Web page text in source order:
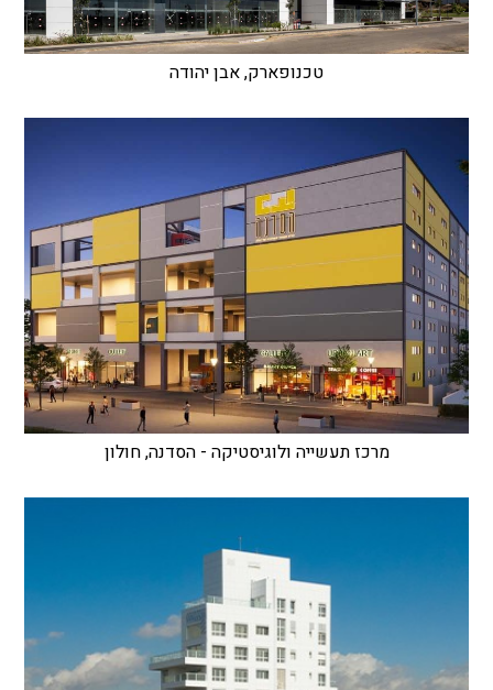
טכנופארק, אבן יהודה
מרכז תעשייה ולוגיסטיקה - הסדנה, חולון